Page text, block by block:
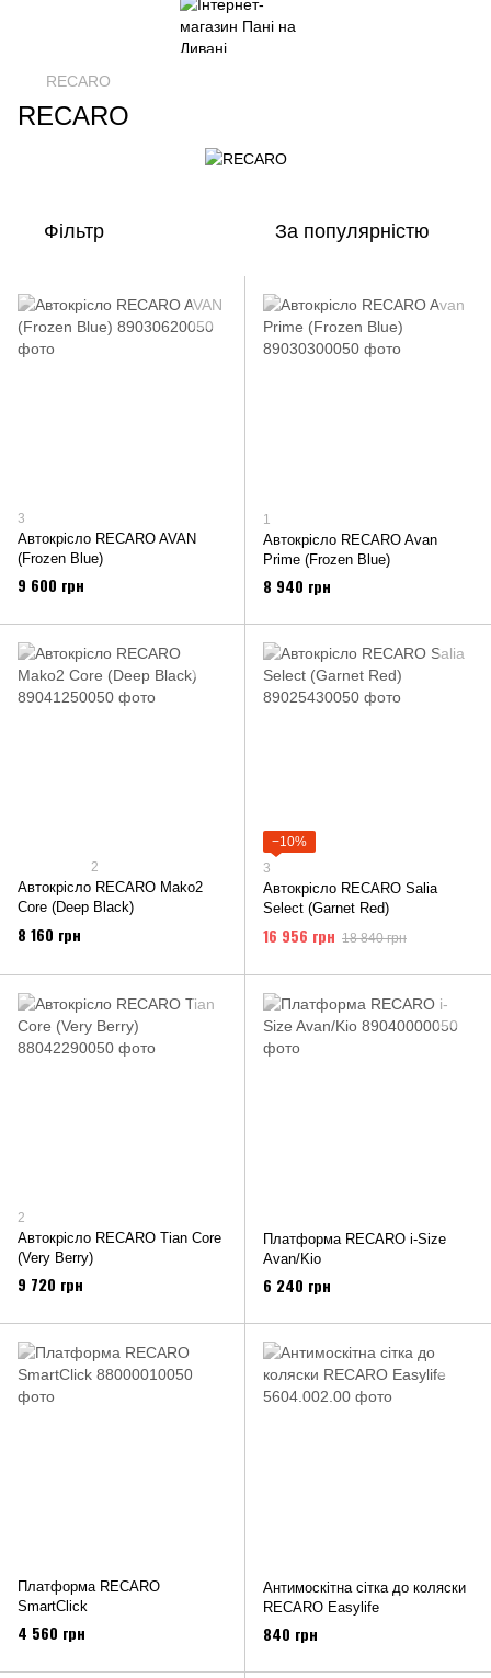
RECARO
RECARO
Фільтр За популярністю
3
Автокрісло RECARO AVAN
(Frozen Blue)
9 600 грн
1
Автокрісло RECARO Avan
Prime (Frozen Blue)
8 940 грн
2
Автокрісло RECARO Mako2
Core (Deep Black)
8 160 грн
−10%
3
Автокрісло RECARO Salia
Select (Garnet Red)
16 956 грн 18 840 грн
2
Автокрісло RECARO Tian Core
(Very Berry)
9 720 грн
Платформа RECARO i-Size
Avan/Kio
6 240 грн
Платформа RECARO
SmartClick
4 560 грн
Антимоскітна сітка до коляски
RECARO Easylife
840 грн